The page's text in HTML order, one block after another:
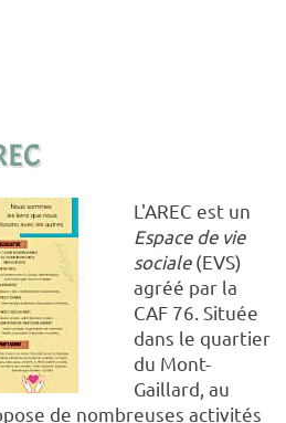
L'AREC est un
Espace de vie
sociale(EVS)
agréé par la
CAF 76. Située
dans le quartier
du Mont-
Gaillard, au
de nombreuses activités